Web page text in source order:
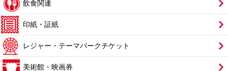
飲食関連
印紙・証紙
レジャー・テーマパークチケット
美術館・映画券